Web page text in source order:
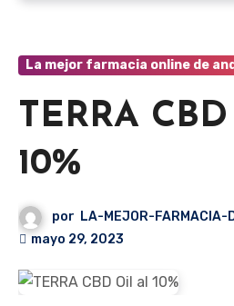
La mejor farmacia online de
TERRA
10%
por LA-MEJOR-FARMACIA-
mayo 29, 2023